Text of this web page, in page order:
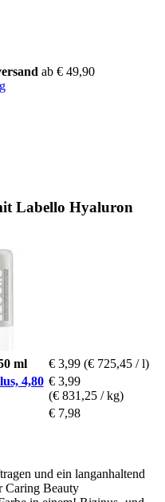
ab € 49,90
Labello Hyaluron
ml € 3,99 (€ 725,45 / l)
4,80 € 3,99
(€ 831,25 / kg)
€ 7,98
und ein langanhaltend
Caring Beauty